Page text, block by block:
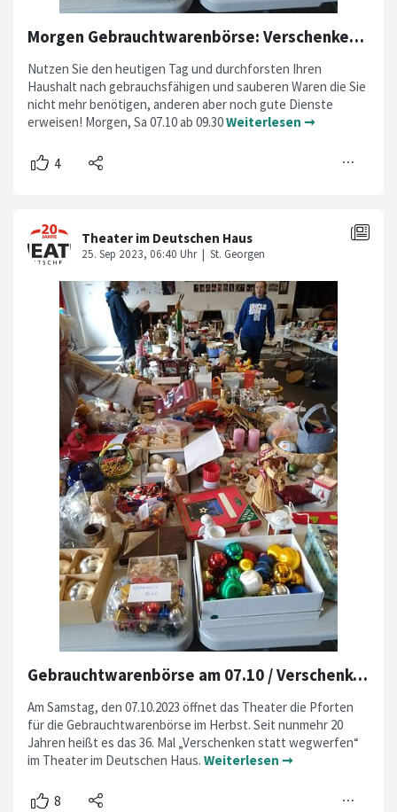
Morgen Gebrauchtwarenbörse: Verschenken statt wegwerfen im Theater
Nutzen Sie den heutigen Tag und durchforsten Ihren
Haushalt nach gebrauchsfähigen und sauberen Waren die Sie
nicht mehr benötigen, anderen aber noch gute Dienste
erweisen! Morgen, Sa 07.10 ab 09.30Weiterlesen ➞
Gebrauchtwarenbörse am 07.10 / Verschenken statt wegwerfen
Am Samstag, den 07.10.2023 öffnet das Theater die Pforten
für die Gebrauchtwarenbörse im Herbst. Seit nunmehr 20
Jahren heißt es das 36. Mal „Verschenken statt wegwerfen“
im Theater im Deutschen Haus. Weiterlesen ➞